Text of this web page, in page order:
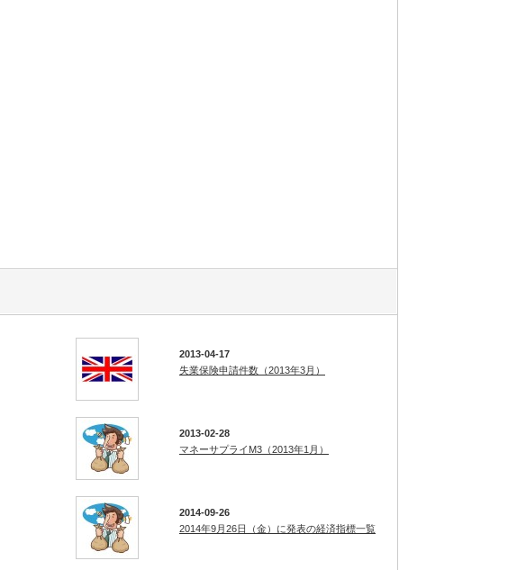
2013-04-17
失業保険申請件数（2013年3月）
2013-02-28
マネーサプライM3（2013年1月）
2014-09-26
2014年9月26日（金）に発表の経済指標一覧